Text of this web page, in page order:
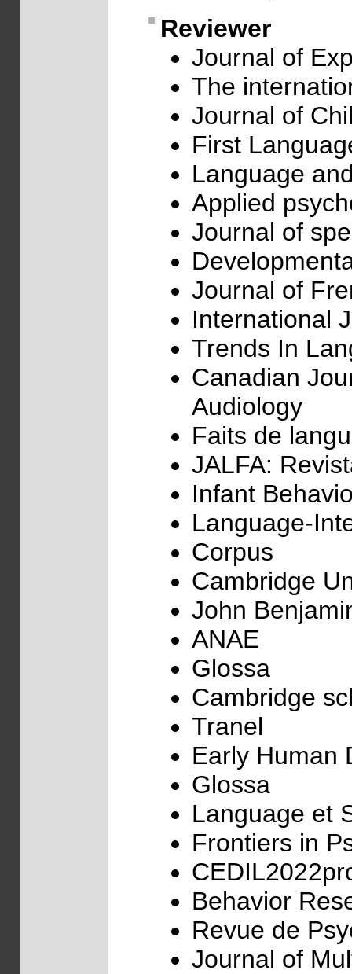
Reviewer
Journal of
The
Journal of
First
Language
Applied
Journal of
Journal of
International
Trends In
Canadian
Audiology
Faits de
JALFA:
Infant
Language-
Corpus
Cambridge
John
ANAE
Glossa
Cambridge
Tranel
Early Human
Glossa
Language et
Frontiers in
Behavior
Revue de
Journal of